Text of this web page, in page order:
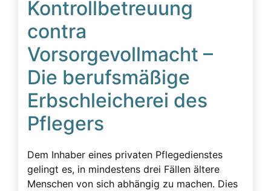
Kontrollbetreuung
contra
Vorsorgevollmacht –
Die berufsmäßige
Erbschleicherei des
Pflegers
Dem Inhaber eines privaten Pflegedienstes
gelingt es, in mindestens drei Fällen ältere
Menschen von sich abhängig zu machen. Dies